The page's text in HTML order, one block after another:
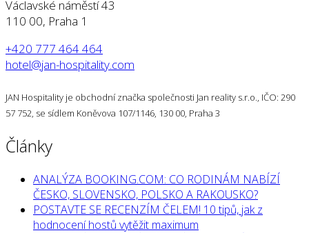
Václavské náměstí 43
110 00, Praha 1
+420 777 464 464
hotel@jan-hospitality.com
JAN Hospitality je obchodní značka společnosti Jan reality s.r.o., IČO: 290
57 752, se sídlem Koněvova 107/1146, 130 00, Praha 3
Články
ANALÝZA BOOKING.COM: CO RODINÁM NABÍZÍ
ČESKO, SLOVENSKO, POLSKO A RAKOUSKO?
POSTAVTE SE RECENZÍM ČELEM! 10 tipů, jak z
hodnocení hostů vytěžit maximum